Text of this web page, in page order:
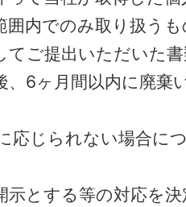
囲内でのみ取り扱う
てご提出いただいた
、6ヶ月間以内に廃棄
応じられない場合に
示とする等の対応を